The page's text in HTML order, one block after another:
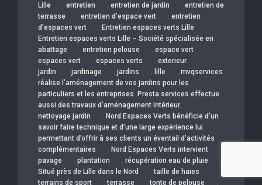
Lille
, entretien , entretien de jardin , entretien de
terrasse
, entretien d’espace vert , entretien
d’espaces vert
, Entretien espaces verts Lille ,
Entretien espaces verts Lille – Société spécialisée en
abattage
, entretien pelouse , espace vert ,
espaces vert , espaces verts , exterieur ,
jardin , jardinage , jardins , lille , mvqservices
réalise l’aménagement de vos jardins pour les
particuliers et les entreprises. Presta services effectue
aussi des travaux d’aménagement intérieur.
,
nettoyage jardin , Nord Espaces Verts bénéficie d’un
savoir faire technique et d’une large expérience lui
permettant d’offrir à ses clients un éventail d’activités
complémentaires
, Nord Espaces Verts intervient
pavage , plantation , récupération eau de pluie
Situé près de Lille dans le Nord ,taille de haies ,
terrains de sport ,terrasse ,tonte de pelouse ,